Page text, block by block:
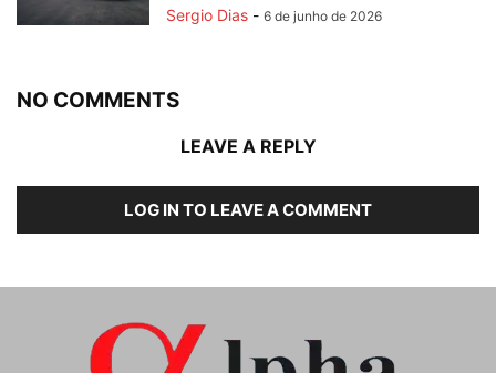
Sergio Dias - 6 de junho de 2026
NO COMMENTS
LEAVE A REPLY
LOG IN TO LEAVE A COMMENT